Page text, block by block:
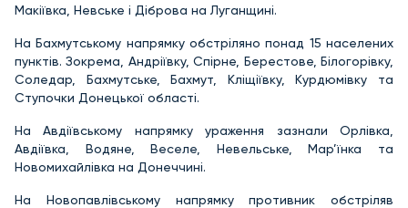
Макіївка, Невське і Діброва на Луганщині.
На Бахмутському напрямку обстріляно понад 15 населених
пунктів. Зокрема, Андріївку, Спірне, Берестове, Білогорівку,
Соледар, Бахмутське, Бахмут, Кліщіївку, Курдюмівку та
Ступочки Донецької області.
На Авдіївському напрямку ураження зазнали Орлівка,
Авдіївка, Водяне, Веселе, Невельське, Мар’їнка та
Новомихайлівка на Донеччині.
На Новопавлівському напрямку противник обстріляв